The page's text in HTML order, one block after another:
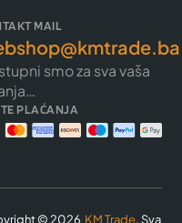
MAIL
smo za sva vaša
PLAĆANJA
© 2026 KM Trade. Sva